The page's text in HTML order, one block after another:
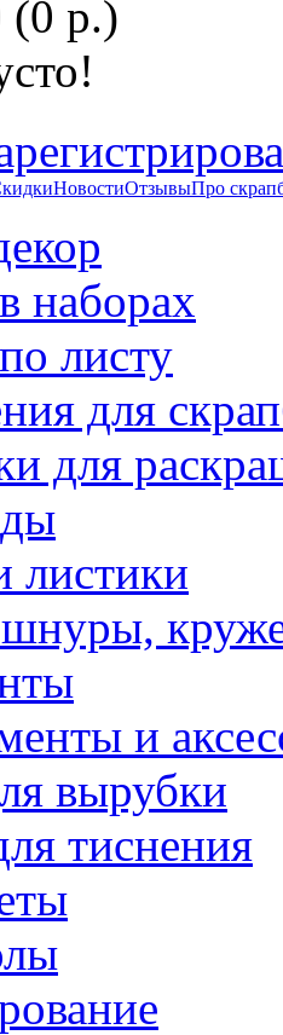
(0 р.)
НовостиОтзывыПро
наборах
листу
для
для
листики
и
вырубки
тиснения